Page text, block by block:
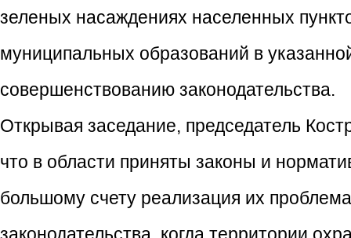
зеленых насаждениях населенных
муниципальных образований в
совершенствованию законодательства.
Открывая заседание, председатель
что в области приняты законы и
большому счету реализация их